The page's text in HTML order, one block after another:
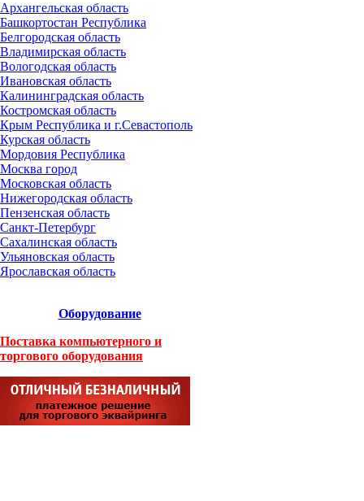
Архангельская область
Башкортостан Республика
Белгородская область
Владимирская область
Вологодская область
Ивановская область
Калининградская область
Костромская область
Крым Республика и г.Севастополь
Курская область
Мордовия Республика
Москва город
Московская область
Нижегородская область
Пензенская область
Санкт-Петербург
Сахалинская область
Ульяновская область
Ярославская область
Оборудование
Поставка компьютерного и
торгового оборудования